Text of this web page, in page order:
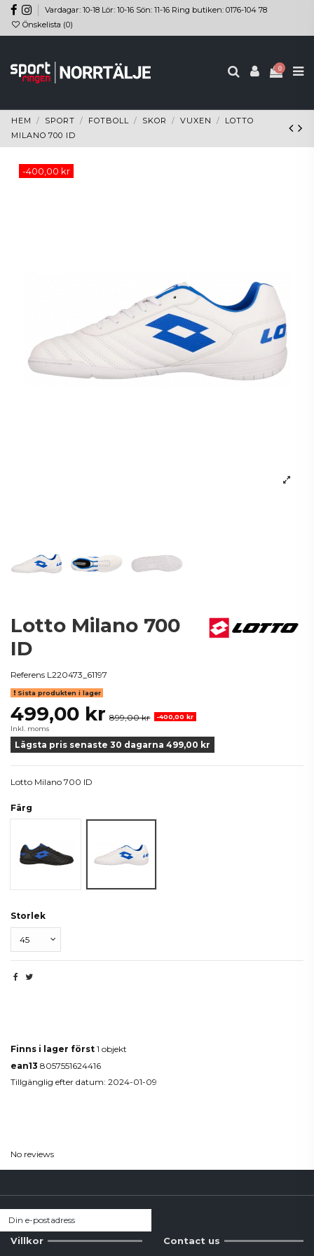
Vardagar: 10-18 Lör: 10-16 Sön: 11-16 Ring butiken: 0176-104 78
Önskelista (0)
0
HEM SPORT FOTBOLL SKOR VUXEN
LOTTO
MILANO 700 ID
-400,00 kr
Lotto Milano 700
ID
Referens L220473_61197
Sista produkten i lager
499,00 kr 899,00 kr
-400,00 kr
Inkl. moms
Lägsta pris senaste 30 dagarna 499,00 kr
Lotto Milano 700 ID
Färg
Storlek
Finns i lager först 1 objekt
ean13 8057551624416
Tillgänglig efter datum: 2024-01-09
No reviews
Villkor Contact us